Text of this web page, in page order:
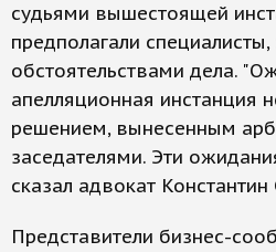
судьями вышестоящей
предполагали
обстоятельствами дела.
апелляционная инстанция
решением, вынесенным
заседателями. Эти
сказал адвокат Константин
Представители бизнес-